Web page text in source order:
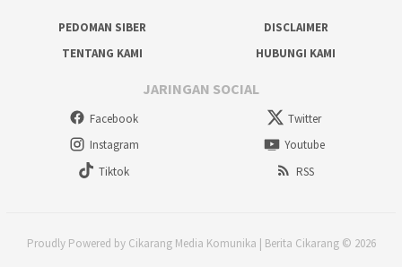
PEDOMAN SIBER
DISCLAIMER
TENTANG KAMI
HUBUNGI KAMI
JARINGAN SOCIAL
Facebook
Twitter
Instagram
Youtube
Tiktok
RSS
Proudly Powered by Cikarang Media Komunika | Berita Cikarang © 2026